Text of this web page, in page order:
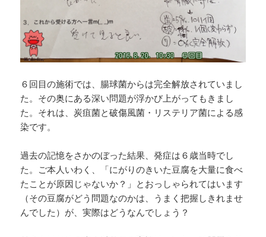
６回目の施術では、腸球菌からは完全解放されていまし
た。その奥にある深い問題が浮かび上がってもきまし
た。それは、炭疽菌と破傷風菌・リステリア菌による感
染です。
過去の記憶をさかのぼった結果、発症は６歳当時でし
た。ご本人いわく、「にがりのきいた豆腐を大量に食べ
たことが原因じゃないか？」とおっしゃられてはいます
（その豆腐がどう問題なのかは、うまく把握しきれませ
んでした） が、実際はどうなんでしょう？